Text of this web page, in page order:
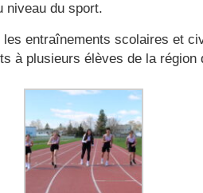
niveau du sport.
entraînements scolaires et
à plusieurs élèves de la région